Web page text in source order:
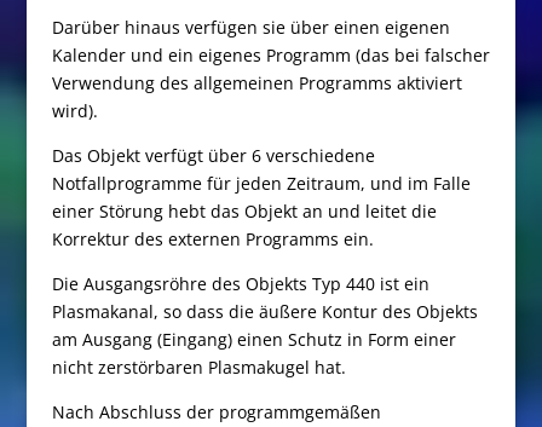
Darüber hinaus verfügen sie über einen eigenen
Kalender und ein eigenes Programm (das bei falscher
Verwendung des allgemeinen Programms aktiviert
wird).
Das Objekt verfügt über 6 verschiedene
Notfallprogramme für jeden Zeitraum, und im Falle
einer Störung hebt das Objekt an und leitet die
Korrektur des externen Programms ein.
Die Ausgangsröhre des Objekts Typ 440 ist ein
Plasmakanal, so dass die äußere Kontur des Objekts
am Ausgang (Eingang) einen Schutz in Form einer
nicht zerstörbaren Plasmakugel hat.
Nach Abschluss der programmgemäßen